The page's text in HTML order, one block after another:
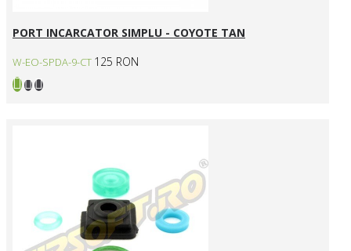
PORT INCARCATOR SIMPLU - COYOTE TAN
W-EO-SPDA-9-CT 125 RON